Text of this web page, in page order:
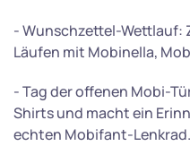
- Wunschzettel-Wettlauf:
Läufen mit Mobinella,
- Tag der offenen Mobi-
Shirts und macht ein
echten Mobifant-Lenkrad.